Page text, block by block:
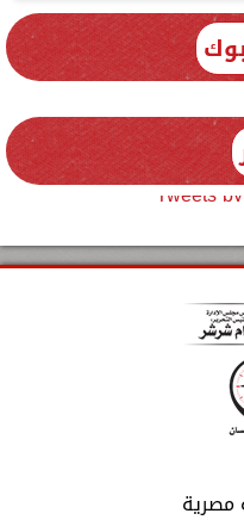
Tweets
مصرية